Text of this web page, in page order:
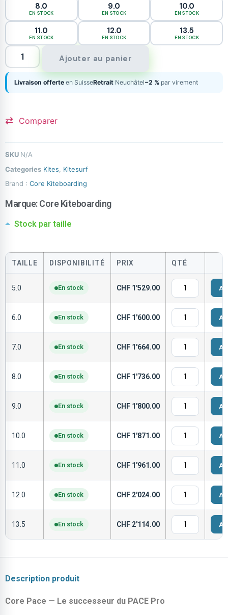
8.0
EN STOCK
9.0
EN STOCK
10.0
EN STOCK
11.0
EN STOCK
12.0
EN STOCK
13.5
EN STOCK
Ajouter au panier
Livraison offerte en SuisseRetrait Neuchâtel−2 % par virement
Comparer
SKU N/A
Categories Kites
Kitesurf
Brand : Core Kiteboarding
Marque:Core Kiteboarding
Stock par taille
TAILLE DISPONIBILITÉ PRIX QTÉ
5.0 En stock CHF 1'529.00
6.0 En stock CHF 1'600.00
7.0 En stock CHF 1'664.00
8.0 En stock CHF 1'736.00
9.0 En stock CHF 1'800.00
10.0 En stock CHF 1'871.00
11.0 En stock CHF 1'961.00
12.0 En stock CHF 2'024.00
13.5 En stock CHF 2'114.00
Description produit
Core Pace — Le successeur du PACE Pro